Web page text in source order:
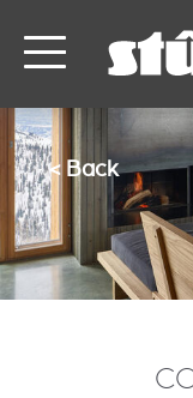
< Back